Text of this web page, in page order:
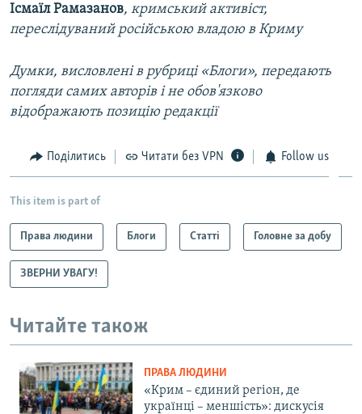
Ісмаїл Рамазанов, кримський активіст,
переслідуваний російською владою в Криму
Думки, висловлені в рубриці «Блоги», передають
погляди самих авторів і не обов'язково
відображають позицію редакції
Поділитись Читати без VPN Follow us
This item is part of
Права людини Блоги Статті Головне за добу
ЗВЕРНИ УВАГУ!
Читайте також
ПРАВА ЛЮДИНИ
«Крим – єдиний регіон, де
українці – меншість»: дискусія